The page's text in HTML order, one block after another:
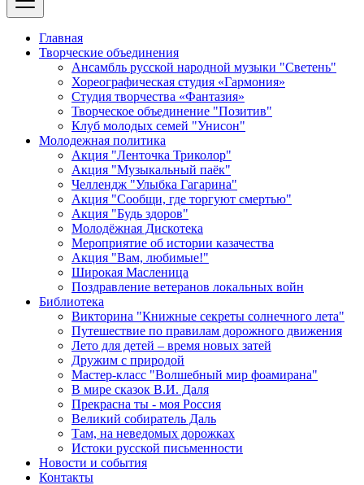
Главная
Творческие объединения
Ансамбль русской народной музыки "Светень"
Хореографическая студия «Гармония»
Студия творчества «Фантазия»
Творческое объединение "Позитив"
Клуб молодых семей "Унисон"
Молодежная политика
Акция "Ленточка Триколор"
Акция "Музыкальный паёк"
Челлендж "Улыбка Гагарина"
Акция "Сообщи, где торгуют смертью"
Акция "Будь здоров"
Молодёжная Дискотека
Мероприятие об истории казачества
Акция "Вам, любимые!"
Широкая Масленица
Поздравление ветеранов локальных войн
Библиотека
Викторина "Книжные секреты солнечного лета"
Путешествие по правилам дорожного движения
Лето для детей – время новых затей
Дружим с природой
Мастер-класс "Волшебный мир фоамирана"
В мире сказок В.И. Даля
Прекрасна ты - моя Россия
Великий собиратель Даль
Там, на неведомых дорожках
Истоки русской письменности
Новости и события
Контакты